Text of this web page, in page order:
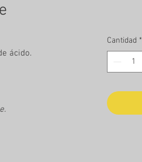
ácido.
Cantidad *